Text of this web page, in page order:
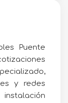
Puente
y redes